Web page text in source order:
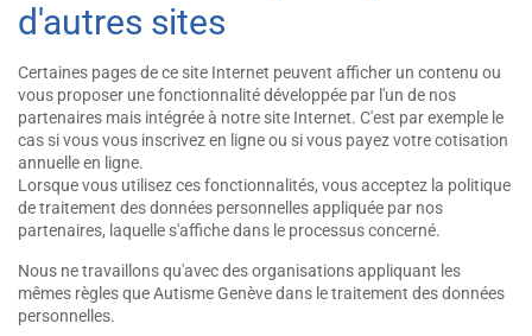
d'autres sites
Certaines pages de ce site Internet peuvent afficher un contenu ou
vous proposer une fonctionnalité développée par l'un de nos
partenaires mais intégrée à notre site Internet. C'est par exemple le
cas si vous vous inscrivez en ligne ou si vous payez votre cotisation
annuelle en ligne.
Lorsque vous utilisez ces fonctionnalités, vous acceptez la politique
de traitement des données personnelles appliquée par nos
partenaires, laquelle s'affiche dans le processus concerné.
Nous ne travaillons qu'avec des organisations appliquant les
mêmes règles que Autisme Genève dans le traitement des données
personnelles.